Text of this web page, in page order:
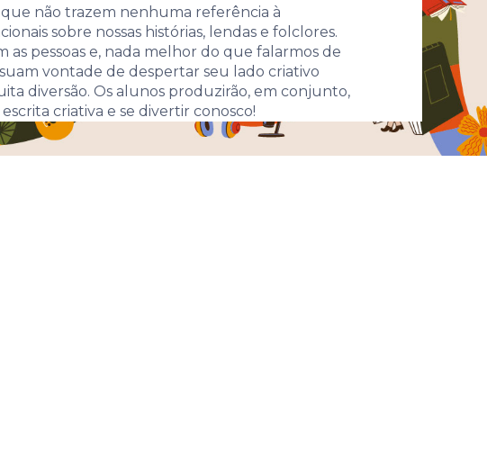
não trazem nenhuma referência à
sobre nossas histórias, lendas e folclores.
pessoas e, nada melhor do que falarmos de
vontade de despertar seu lado criativo
diversão. Os alunos produzirão, em conjunto,
criativa e se divertir conosco!